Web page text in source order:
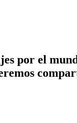
por el